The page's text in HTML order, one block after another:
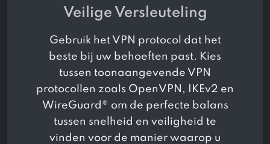
Veilige Versleuteling
Gebruik het VPN protocol dat het
beste bij uw behoeften past. Kies
tussen toonaangevende VPN
protocollen zoals OpenVPN, IKEv2 en
WireGuard® om de perfecte balans
tussen snelheid en veiligheid te
vinden voor de manier waarop u